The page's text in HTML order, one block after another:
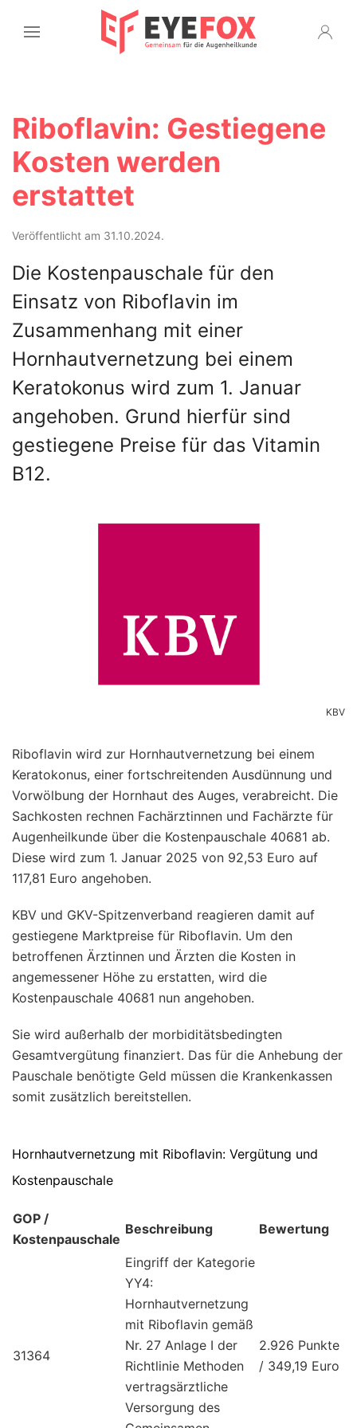
Riboflavin: Gestiegene
Kosten werden
erstattet
Veröffentlicht am 31.10.2024.
Die Kostenpauschale für den
Einsatz von Riboflavin im
Zusammenhang mit einer
Hornhautvernetzung bei einem
Keratokonus wird zum 1. Januar
angehoben. Grund hierfür sind
gestiegene Preise für das Vitamin
B12.
KBV
Riboflavin wird zur Hornhautvernetzung bei einem
Keratokonus, einer fortschreitenden Ausdünnung und
Vorwölbung der Hornhaut des Auges, verabreicht. Die
Sachkosten rechnen Fachärztinnen und Fachärzte für
Augenheilkunde über die Kostenpauschale 40681 ab.
Diese wird zum 1. Januar 2025 von 92,53 Euro auf
117,81 Euro angehoben.
KBV und GKV-Spitzenverband reagieren damit auf
gestiegene Marktpreise für Riboflavin. Um den
betroffenen Ärztinnen und Ärzten die Kosten in
angemessener Höhe zu erstatten, wird die
Kostenpauschale 40681 nun angehoben.
Sie wird außerhalb der morbiditätsbedingten
Gesamtvergütung finanziert. Das für die Anhebung der
Pauschale benötigte Geld müssen die Krankenkassen
somit zusätzlich bereitstellen.
Hornhautvernetzung mit Riboflavin: Vergütung und
Kostenpauschale
GOP /
Kostenpauschale
Beschreibung Bewertung
31364
Eingriff der Kategorie
YY4:
Hornhautvernetzung
mit Riboflavin gemäß
Nr. 27 Anlage I der
Richtlinie Methoden
vertragsärztliche
Versorgung des
2.926 Punkte
/ 349,19 Euro